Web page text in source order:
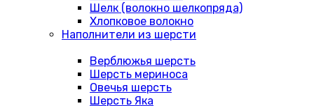
Шелк (волокно шелкопряда)
Хлопковое волокно
Наполнители из шерсти
Верблюжья шерсть
Шерсть мериноса
Овечья шерсть
Шерсть Яка